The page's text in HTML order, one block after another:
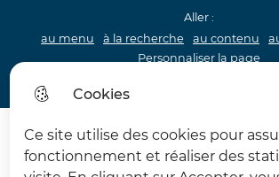
Cookies
Ce site utilise des cookies pour
fonctionnement et réaliser des
Aller :
au menu
à la recherche au contenu
Personnaliser la page
62 MDPH Maison départementale